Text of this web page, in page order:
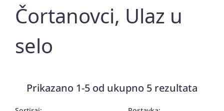
Čortanovci, Ulaz u
selo
Prikazano 1-5 od ukupno 5 rezultata